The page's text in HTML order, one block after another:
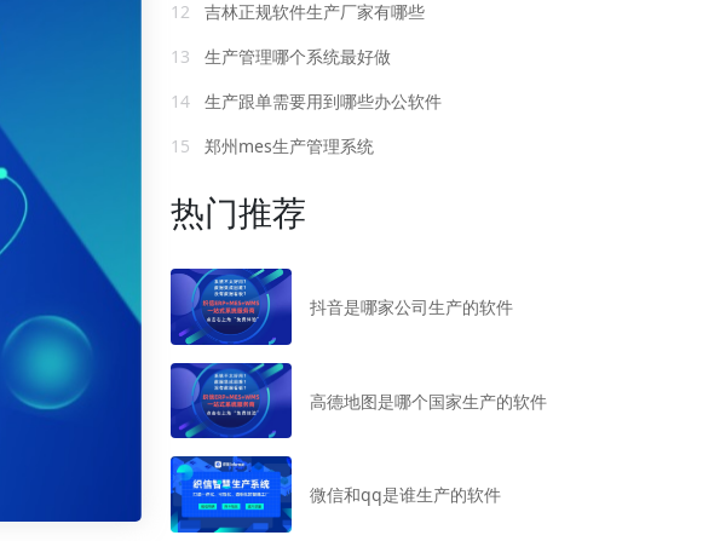
12
吉林正规软件生产厂家有哪些
13
生产管理哪个系统最好做
14
生产跟单需要用到哪些办公软件
15
郑州mes生产管理系统
热门推荐
抖音是哪家公司生产的软件
高德地图是哪个国家生产的软件
微信和qq是谁生产的软件